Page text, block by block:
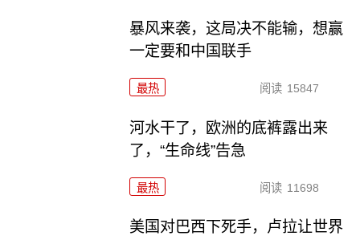
暴风来袭，这局决不能输，想赢
一定要和中国联手
最热 阅读 15847
河水干了，欧洲的底裤露出来
了，“生命线”告急
最热 阅读 11698
美国对巴西下死手，卢拉让世界